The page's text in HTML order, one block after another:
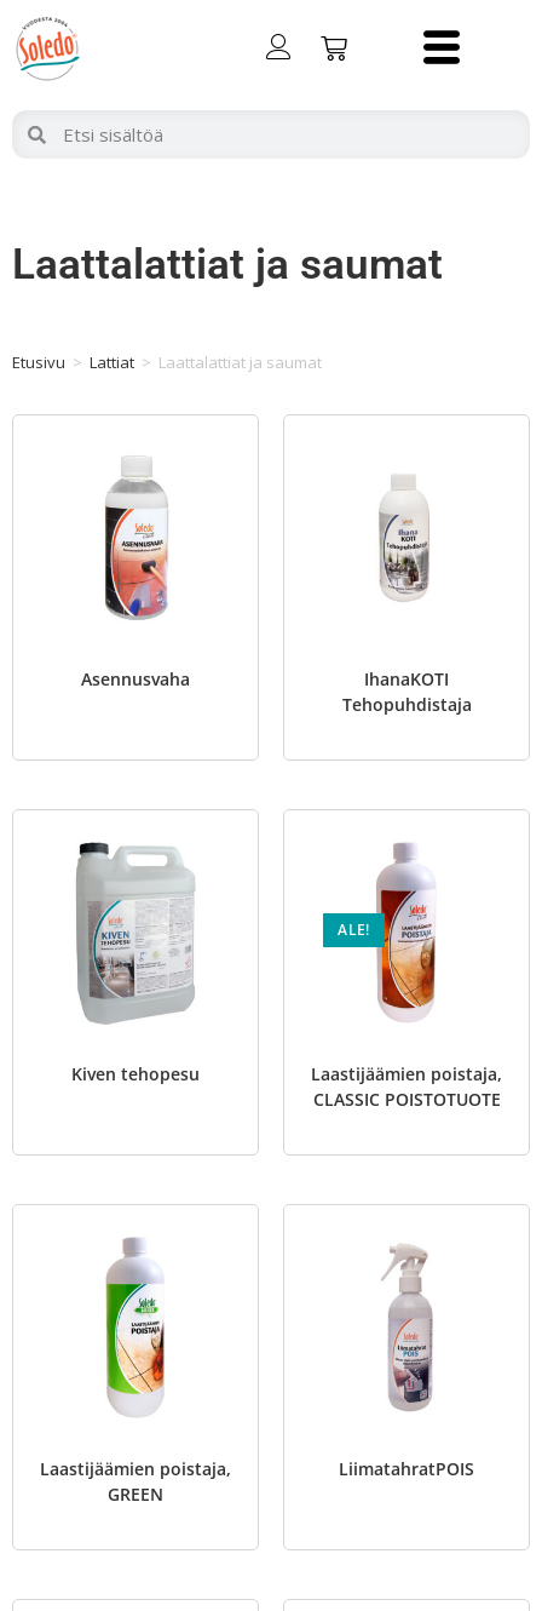
Laattalattiat ja saumat
Etusivu > Lattiat > Laattalattiat ja saumat
Asennusvaha
IhanaKOTI
Tehopuhdistaja
Kiven tehopesu
ALE!
Laastijäämien poistaja,
CLASSIC POISTOTUOTE
Laastijäämien poistaja,
GREEN
LiimatahratPOIS